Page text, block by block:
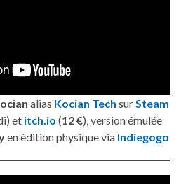
alias Kocian Tech sur Steam
et itch.io (12 €), version émulée
en édition physique via Indiegogo